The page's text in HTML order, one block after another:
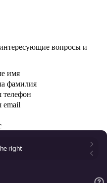
вопросы и
имя
фамилия
email